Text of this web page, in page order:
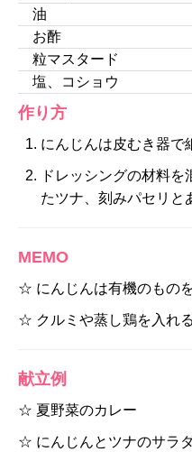
油
お酢
粒マスタード
塩、コショウ
作り方
にんじんは皮むき器で
ドレッシングの材料
たツナ、刻みパセリと
MEMO
☆ にんじんは有機のもの
☆ クルミや蒸し鶏を入れ
献立例
☆ 夏野菜のカレー
☆ にんじんとツナのサラ